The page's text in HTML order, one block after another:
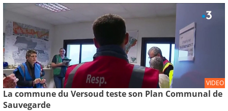
VIDEO
La commune du Versoud teste son Plan Communal de
Sauvegarde